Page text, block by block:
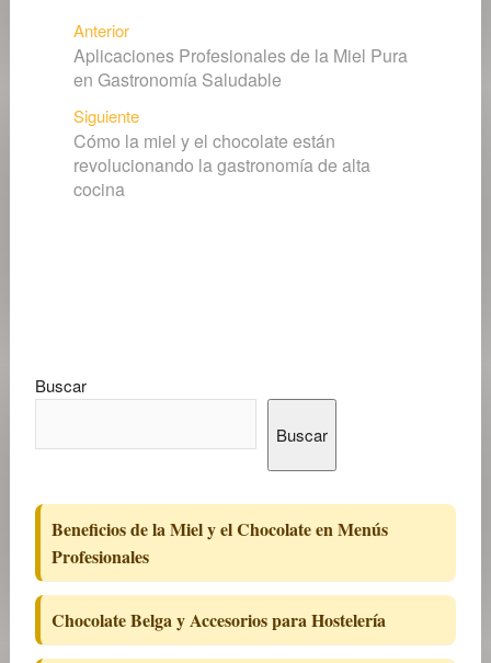
Navegación
de
entradas
AnteriorEntrada
anterior:
Aplicaciones Profesionales de la Miel Pura
en Gastronomía Saludable
SiguienteSiguiente
entrada:
Cómo la miel y el chocolate están
revolucionando la gastronomía de alta
cocina
Buscar
Buscar
Beneficios de la Miel y el Chocolate en Menús
Profesionales
Chocolate Belga y Accesorios para Hostelería